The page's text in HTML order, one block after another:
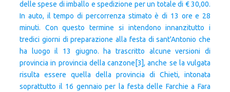
delle spese di imballo e spedizione per un totale di € 30,00.
In auto, il tempo di percorrenza stimato è di 13 ore e 28
minuti. Con questo termine si intendono innanzitutto i
tredici giorni di preparazione alla festa di sant'Antonio che
ha luogo il 13 giugno. ha trascritto alcune versioni di
provincia in provincia della canzone[3], anche se la vulgata
risulta essere quella della provincia di Chieti, intonata
soprattutto il 16 gennaio per la festa delle Farchie a Fara